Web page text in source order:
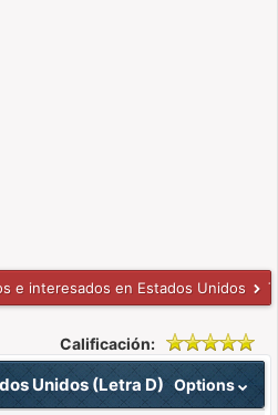
e interesados en Estados Unidos
Calificación:
Options
Unidos (Letra D)